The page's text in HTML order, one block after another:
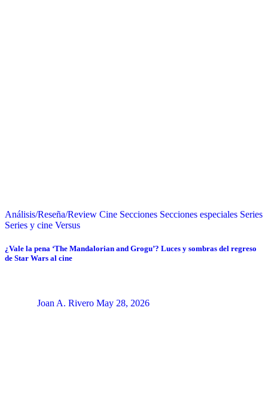
Análisis/Reseña/Review Cine Secciones Secciones especiales Series
Series y cine Versus
¿Vale la pena ‘The Mandalorian and Grogu’? Luces y sombras del regreso
de Star Wars al cine
Joan A. Rivero May 28, 2026